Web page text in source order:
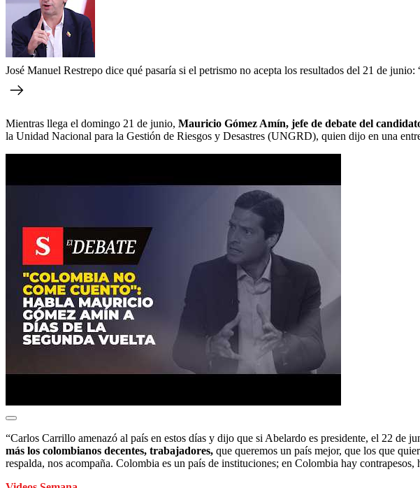
José Manuel Restrepo dice qué pasaría si el petrismo no acepta los resultados del 21 de
Mientras llega el domingo 21 de junio, Mauricio Gómez Amín, jefe de debate del
la Unidad Nacional para la Gestión de Riesgos y Desastres (UNGRD), quien dijo en una
“Carlos Carrillo amenazó al país en estos días y dijo que si Abelardo es presidente, el 22
más los colombianos decentes, trabajadores, que queremos un país mejor, que los que
respalda, nos acompaña. Colombia es un país de instituciones; en Colombia hay